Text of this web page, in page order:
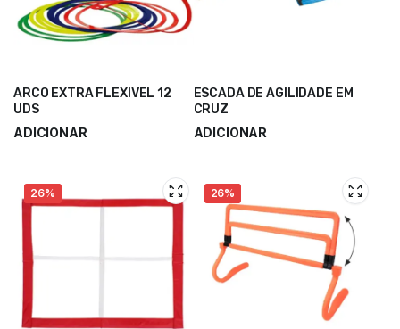
ARCO EXTRA FLEXIVEL 12
UDS
ADICIONAR
ESCADA DE AGILIDADE EM
CRUZ
ADICIONAR
26% 26%